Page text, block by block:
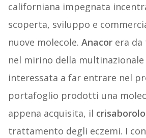
californiana impegnata
scoperta, sviluppo e
nuove molecole. Anacorera da
nel mirino della multinazionale
interessata a far entrare nel
portafoglio prodotti una
appena acquisita, il crisaborolo
trattamento degli eczemi. I